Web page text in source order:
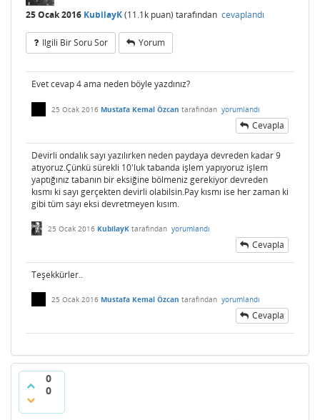
25 Ocak 2016 KubilayK(11.1k puan) tarafından cevaplandı
Ilgili Bir Soru Sor Yorum
Evet cevap 4 ama neden böyle yazdınız?
25 Ocak 2016 Mustafa Kemal Özcan tarafından yorumlandı
Cevapla
Devirli ondalık sayı yazılırken neden paydaya devreden kadar 9
atıyoruz.Çünkü sürekli 10'luk tabanda işlem yapıyoruz işlem
yaptığınız tabanın bir eksiğine bölmeniz gerekiyor devreden
kısmı ki sayı gerçekten devirli olabilsin.Pay kısmı ise her zaman ki
gibi tüm sayı eksi devretmeyen kısım.
25 Ocak 2016 KubilayK tarafından yorumlandı
Cevapla
Teşekkürler..
25 Ocak 2016 Mustafa Kemal Özcan tarafından yorumlandı
Cevapla
0
0